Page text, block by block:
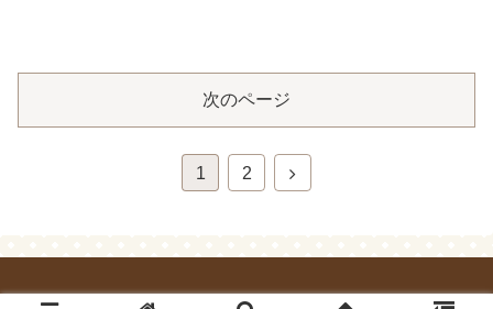
次のページ
1 2